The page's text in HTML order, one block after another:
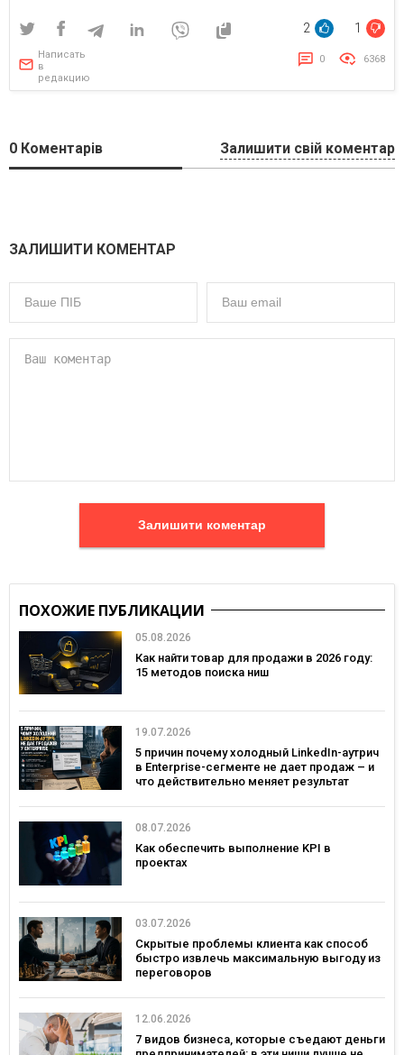
2 1
Написать
в
редакцию
0 6368
0 Коментарів Залишити свій коментар
ЗАЛИШИТИ КОМЕНТАР
Залишити коментар
ПОХОЖИЕ ПУБЛИКАЦИИ
05.08.2026
Как найти товар для продажи в 2026 году:
15 методов поиска ниш
19.07.2026
5 причин почему холодный LinkedIn-аутрич
в Enterprise-сегменте не дает продаж – и
что действительно меняет результат
08.07.2026
Как обеспечить выполнение KPI в
проектах
03.07.2026
Скрытые проблемы клиента как способ
быстро извлечь максимальную выгоду из
переговоров
12.06.2026
7 видов бизнеса, которые съедают деньги